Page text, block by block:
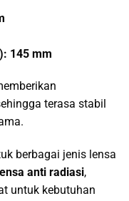
145 mm
terasa stabil
berbagai jenis lensa
anti radiasi,
untuk kebutuhan